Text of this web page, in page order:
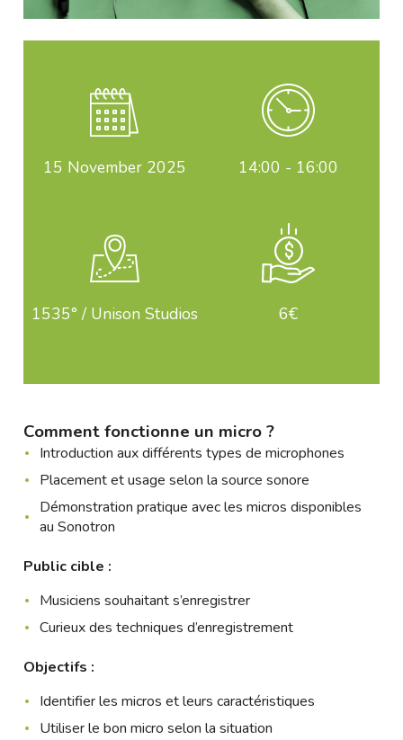
15 November 2025 14:00 - 16:00
1535° / Unison Studios 6€
Comment fonctionne un micro ?
Introduction aux différents types de microphones
Placement et usage selon la source sonore
Démonstration pratique avec les micros disponibles
au Sonotron
Public cible :
Musiciens souhaitant s’enregistrer
Curieux des techniques d’enregistrement
Objectifs :
Identifier les micros et leurs caractéristiques
Utiliser le bon micro selon la situation